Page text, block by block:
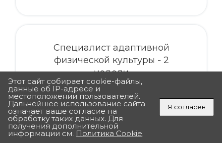
Специалист адаптивной
физической культуры - 2
недели
Вид обучения:Заочно с применением
ДОТ
Кол-во академических часов
72 (2
недели)
Этот сайт собирает cookie-файлы,
данные об IP-адресе и
местоположении пользователей.
Дальнейшее использование сайта
означает ваше согласие на
обработку таких данных. Для
получения дополнительной
информации см. Политика Cookie.
Я согласен
ПОЛУЧИТЬ ПОДАРОК
«ДЛЯ ВАС ПОДАРОК ОТ ИНСТИТУТА»